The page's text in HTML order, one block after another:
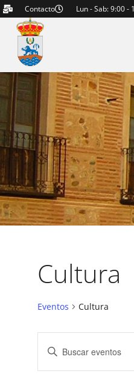
Contacto
Lun - Sab: 9:00 -
Cultura
Eventos Cultura
de
búsqueda
palabra
clave.